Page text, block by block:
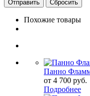
Сбросить
Похожие товары
Панно
от 4 700 руб.
Подробнее